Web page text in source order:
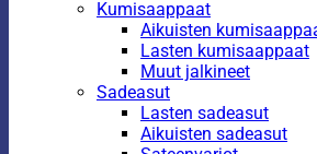
Kumisaappaat
Aikuisten
Lasten kumisaappaat
Muut jalkineet
Sadeasut
Lasten sadeasut
Aikuisten sadeasut